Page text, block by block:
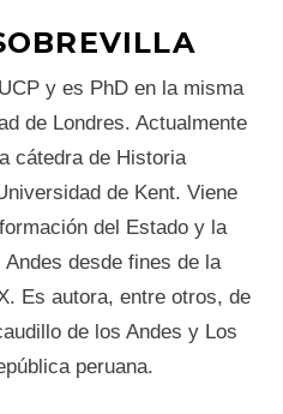
y es PhD en la misma
de Londres. Actualmente
cátedra de Historia
de Kent. Viene
del Estado y la
desde fines de la
Es autora, entre otros, de
de los Andes y Los
peruana.